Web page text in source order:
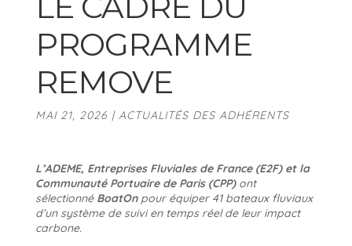
PROGRAMME
REMOVE
MAI 21, 2026 | ACTUALITÉS DES ADHÉRENTS
L’ADEME, Entreprises Fluviales de France (E2F) et la
Communauté Portuaire de Paris (CPP) ont
sélectionné BoatOnpour équiper 41 bateaux fluviaux
d’un système de suivi en temps réel de leur impact
carbone.